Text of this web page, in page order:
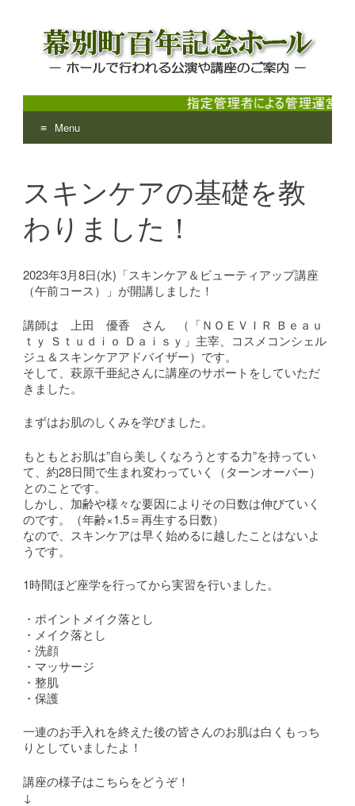
幕別町百年記念ホール
ホールで行われる公演や講座のご案内
Menu
content
スキンケアの基礎を教
わりました！
2023年3月8日(水)「スキンケア＆ビューティアップ講座
（午前コース）」が開講しました！
講師は 上田 優香 さん （「ＮＯＥＶＩＲ Ｂｅａｕ
ｔｙ Ｓｔｕｄｉｏ Ｄａｉｓｙ」主宰、コスメコンシェル
ジュ＆スキンケアアドバイザー）です。
そして、萩原千亜紀さんに講座のサポートをしていただ
きました。
まずはお肌のしくみを学びました。
もともとお肌は”自ら美しくなろうとする力”を持ってい
て、約28日間で生まれ変わっていく（ターンオーバー）
とのことです。
しかし、加齢や様々な要因によりその日数は伸びていく
のです。（年齢×1.5＝再生する日数）
なので、スキンケアは早く始めるに越したことはないよ
うです。
1時間ほど座学を行ってから実習を行いました。
・ポイントメイク落とし
・メイク落とし
・洗顔
・マッサージ
・整肌
・保護
一連のお手入れを終えた後の皆さんのお肌は白くもっち
りとしていましたよ！
講座の様子はこちらをどうぞ！
↓